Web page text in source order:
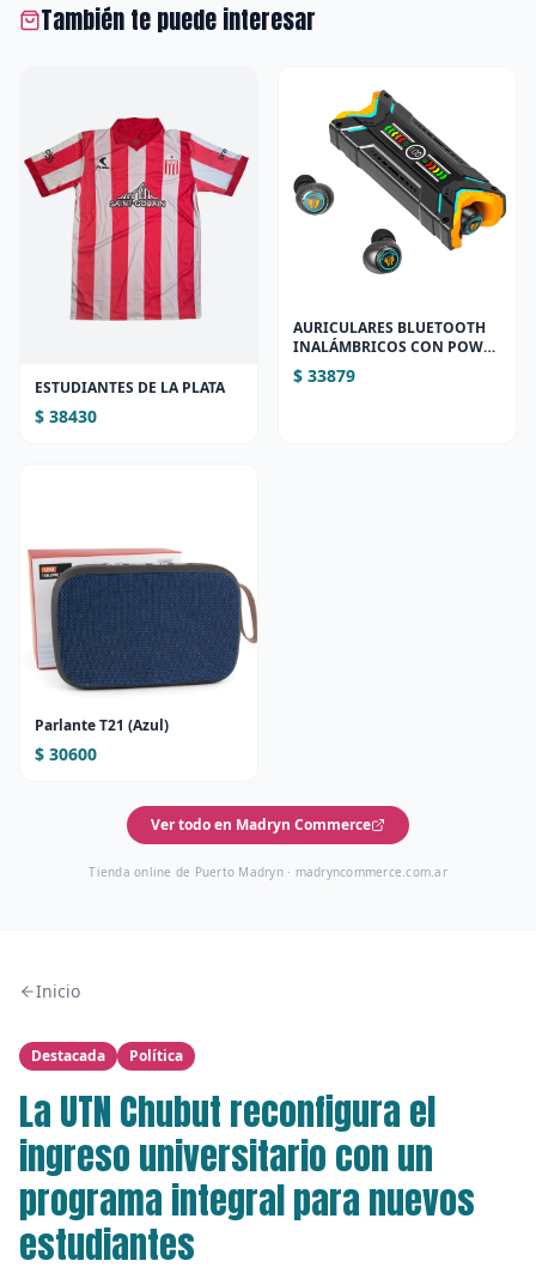
También te puede interesar
ESTUDIANTES DE LA PLATA
$ 38430
AURICULARES BLUETOOTH
INALÁMBRICOS CON POWER
BANK Y CANCELACIÓN DE
RUIDO (M48)
$ 33879
Parlante T21 (Azul)
$ 30600
Ver todo en Madryn Commerce
Tienda online de Puerto Madryn · madryncommerce.com.ar
Inicio
Destacada Política
La UTN Chubut reconfigura el
ingreso universitario con un
programa integral para nuevos
estudiantes